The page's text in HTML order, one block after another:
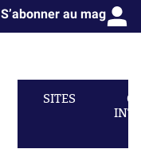
S’abonner au mag
SITES